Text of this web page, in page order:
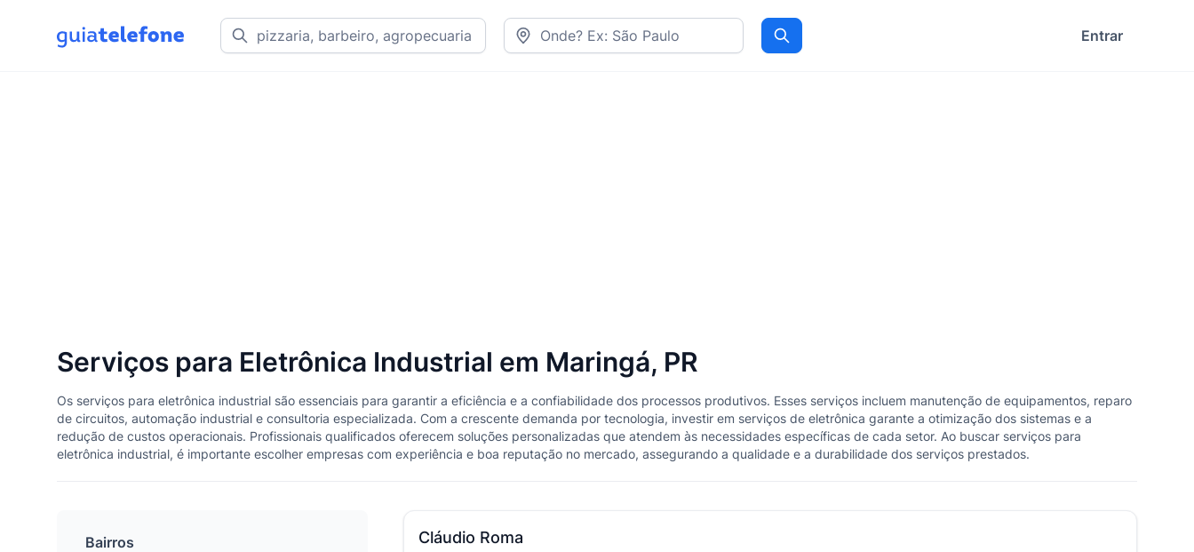
Procurar Entrar
Serviços para Eletrônica Industrial em Maringá, PR
Os serviços para eletrônica industrial são essenciais para garantir a eficiência e a confiabilidade dos processos produtivos. Esses serviços incluem manutenção de equipamentos, reparo
de circuitos, automação industrial e consultoria especializada. Com a crescente demanda por tecnologia, investir em serviços de eletrônica garante a otimização dos sistemas e a
redução de custos operacionais. Profissionais qualificados oferecem soluções personalizadas que atendem às necessidades específicas de cada setor. Ao buscar serviços para
eletrônica industrial, é importante escolher empresas com experiência e boa reputação no mercado, assegurando a qualidade e a durabilidade dos serviços prestados.
Cláudio Roma
Bairros